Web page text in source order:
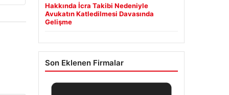
Hakkında İcra Takibi Nedeniyle
Avukatın Katledilmesi Davasında
Gelişme
Son Eklenen Firmalar